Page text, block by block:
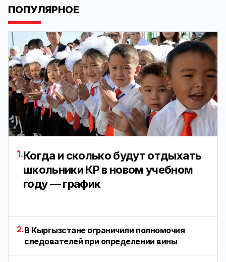
ПОПУЛЯРНОЕ
1.Когда и сколько будут отдыхать
школьники КР в новом учебном
году — график
2.В Кыргызстане ограничили полномочия
следователей при определении вины